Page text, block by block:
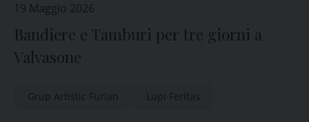
19 Maggio 2026
Bandiere e Tamburi per tre giorni a
Valvasone
Grup Artistic Furlan Lupi Feritas